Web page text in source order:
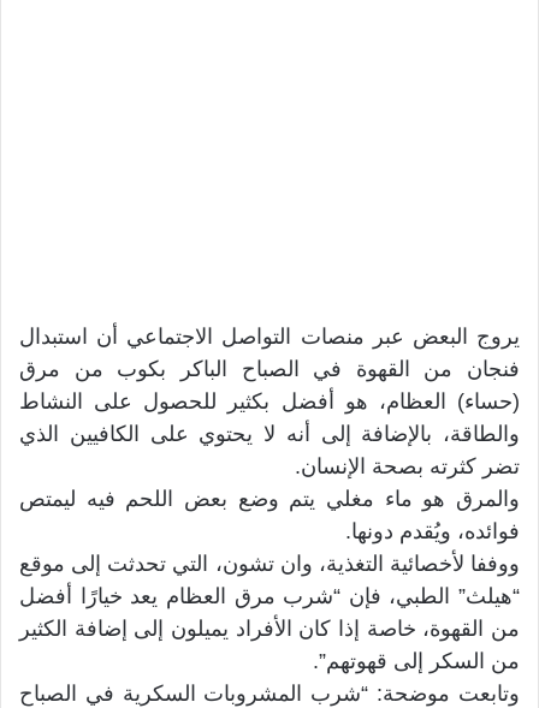
يروج البعض عبر منصات التواصل الاجتماعي أن استبدال
فنجان من القهوة في الصباح الباكر بكوب من مرق
(حساء) العظام، هو أفضل بكثير للحصول على النشاط
والطاقة، بالإضافة إلى أنه لا يحتوي على الكافيين الذي
تضر كثرته بصحة الإنسان.
والمرق هو ماء مغلي يتم وضع بعض اللحم فيه ليمتص
فوائده، ويُقدم دونها.
ووففا لأخصائية التغذية، وان تشون، التي تحدثت إلى موقع
“هيلث” الطبي، فإن “شرب مرق العظام يعد خيارًا أفضل
من القهوة، خاصة إذا كان الأفراد يميلون إلى إضافة الكثير
من السكر إلى قهوتهم”.
وتابعت موضحة: “شرب المشروبات السكرية في الصباح